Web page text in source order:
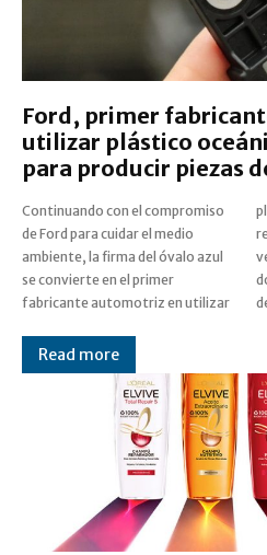
Ford, primer
utilizar plástico
para producir piezas
Continuando con el compromiso
de Ford para cuidar el medio
ambiente, la firma del óvalo azul
se convierte en el primer
fabricante automotriz en utilizar
plásticos del océano 100%
reciclados para producir piezas de
vehículos. Los productos de
donde vienen estas partes van
Read more